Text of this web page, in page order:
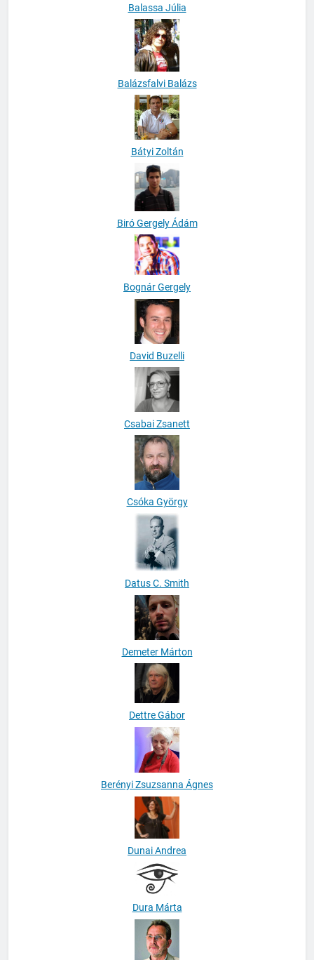
Balassa Júlia
Balázsfalvi Balázs
Bátyi Zoltán
Biró Gergely Ádám
Bognár Gergely
David Buzelli
Csabai Zsanett
Csóka György
Datus C. Smith
Demeter Márton
Dettre Gábor
Berényi Zsuzsanna Ágnes
Dunai Andrea
Dura Márta